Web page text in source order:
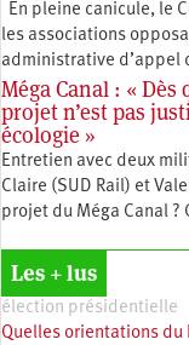
En pleine canicule, le
les associations
administrative d’appel
Méga Canal : «
projet n’est pas
écologie »
Entretien avec deux
Claire (SUD Rail) et
projet du Méga Canal ?
Les + lus
élection présidentielle
Quelles orientations du